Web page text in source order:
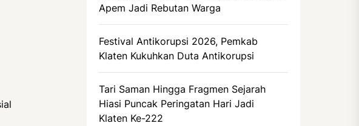
Apem Jadi Rebutan Warga
Festival Antikorupsi 2026, Pemkab
Klaten Kukuhkan Duta Antikorupsi
Tari Saman Hingga Fragmen Sejarah
Hiasi Puncak Peringatan Hari Jadi
Klaten Ke-222